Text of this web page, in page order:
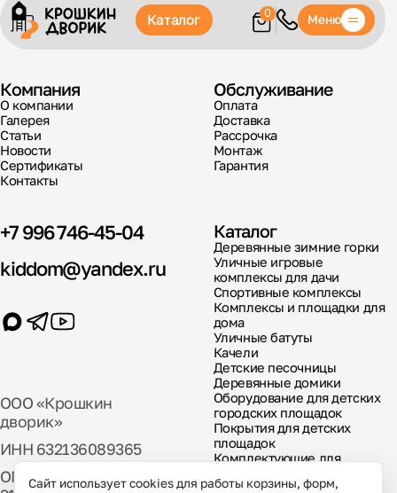
Каталог 0 Меню
+7 996 746-45-04
kiddom@yandex.ru
ООО «Крошкин
дворик»
ИНН 632136089365
ОГРН
Компания
О компании
Галерея
Статьи
Новости
Сертификаты
Контакты
Обслуживание
Оплата
Доставка
Рассрочка
Монтаж
Гарантия
Каталог
Деревянные зимние горки
Уличные игровые
комплексы для дачи
Спортивные комплексы
Комплексы и площадки для
дома
Уличные батуты
Качели
Детские песочницы
Деревянные домики
Оборудование для детских
городских площадок
Покрытия для детских
площадок
Комплектующие для
Сайт использует cookies для работы корзины, форм,